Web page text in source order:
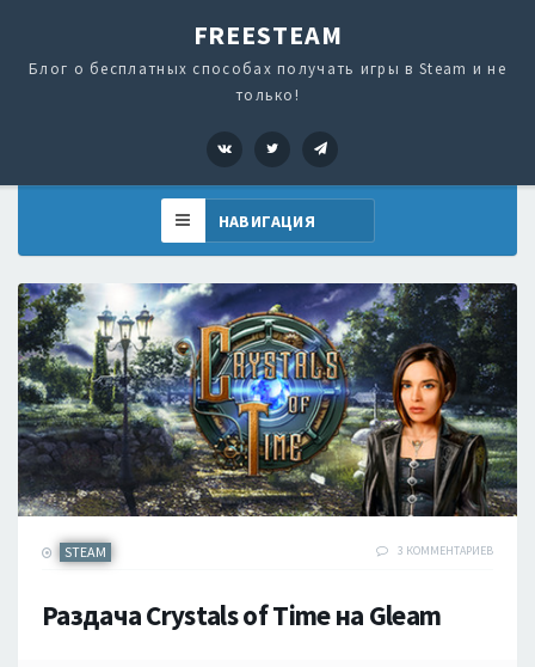
FREESTEAM
Блог о бесплатных способах получать игры в Steam и не
только!
VK Twitter
STEAM 3 КОММЕНТАРИЕВ
Раздача Crystals of Time на Gleam